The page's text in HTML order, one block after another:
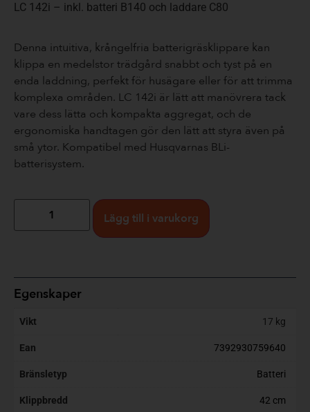
LC 142i – inkl. batteri B140 och laddare C80
Denna intuitiva, krångelfria batterigräsklippare kan
klippa en medelstor trädgård snabbt och tyst på en
enda laddning, perfekt för husägare eller för att trimma
komplexa områden. LC 142i är lätt att manövrera tack
vare dess lätta och kompakta aggregat, och de
ergonomiska handtagen gör den lätt att styra även på
små ytor. Kompatibel med Husqvarnas BLi-
batterisystem.
Lägg till i varukorg
Egenskaper
Vikt 17 kg
Ean 7392930759640
Bränsletyp Batteri
Klippbredd 42 cm